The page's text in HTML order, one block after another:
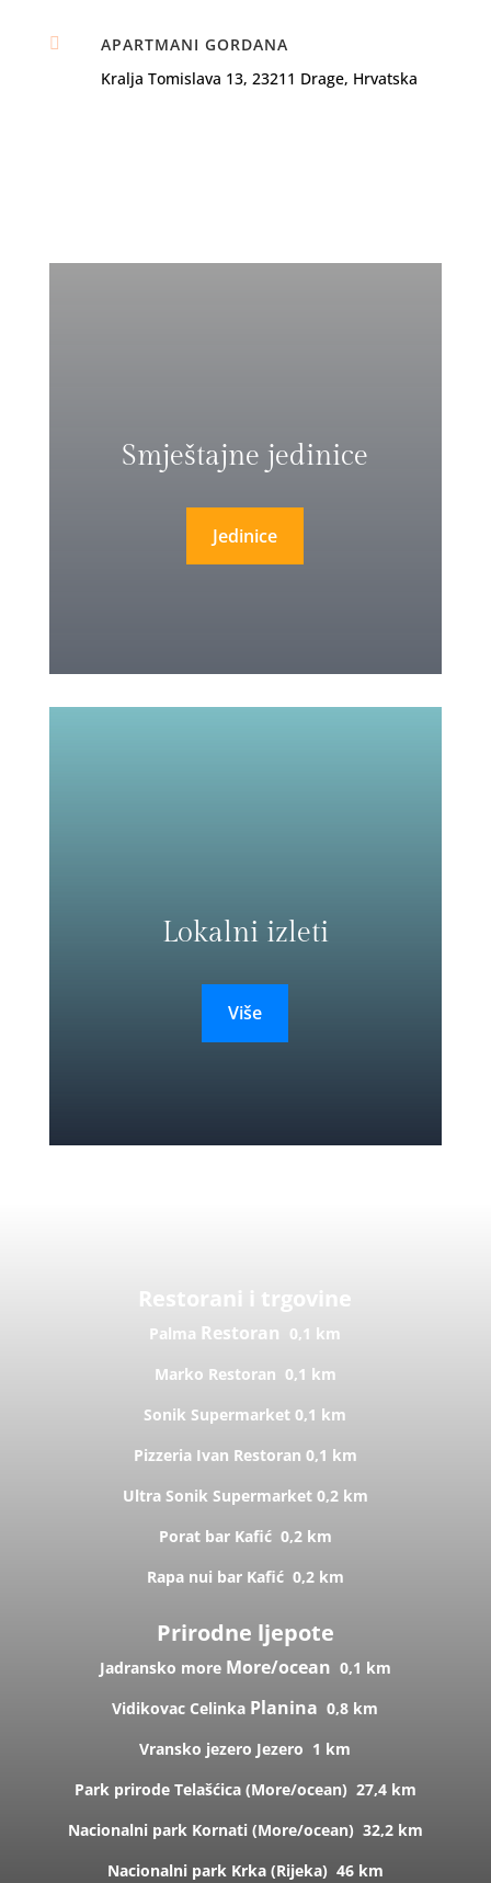

APARTMANI GORDANA
Kralja Tomislava 13, 23211 Drage, Hrvatska
Smještajne jedinice
Jedinice
Lokalni izleti
Više
Restorani i trgovine
Palma Restoran 0,1 km
Marko Restoran 0,1 km
Sonik Supermarket0,1 km
Pizzeria Ivan Restoran 0,1 km
Ultra Sonik Supermarket 0,2 km
Porat bar Kafić 0,2 km
Rapa nui bar Kafić 0,2 km
Prirodne ljepote
Jadransko more More/ocean 0,1 km
Vidikovac Celinka Planina0,8 km
Vransko jezero Jezero 1 km
Park prirode Telašćica (More/ocean) 27,4 km
Nacionalni park Kornati (More/ocean) 32,2 km
Nacionalni park Krka (Rijeka) 46 km